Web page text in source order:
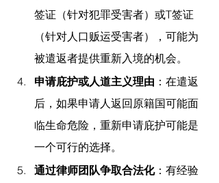
签证（针对犯罪受害者）或T签证
（针对人口贩运受害者），可能为
被遣返者提供重新入境的机会。
申请庇护或人道主义理由 ：在遣返
后，如果申请人返回原籍国可能面
临生命危险，重新申请庇护可能是
一个可行的选择。
通过律师团队争取合法化：有经验